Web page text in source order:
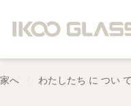
家へ わたしたち に つい て